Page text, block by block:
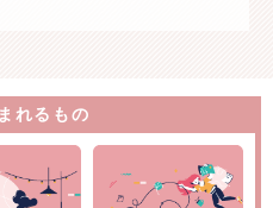
れるもの